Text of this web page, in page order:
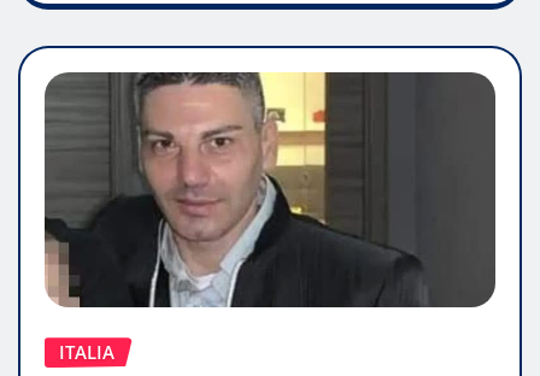
ITALIA